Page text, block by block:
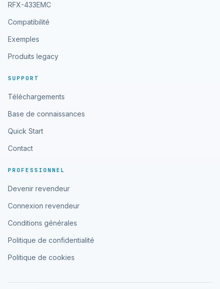
RFX-433EMC
Compatibilité
Exemples
Produits legacy
SUPPORT
Téléchargements
Base de connaissances
Quick Start
Contact
PROFESSIONNEL
Devenir revendeur
Connexion revendeur
Conditions générales
Politique de confidentialité
Politique de cookies